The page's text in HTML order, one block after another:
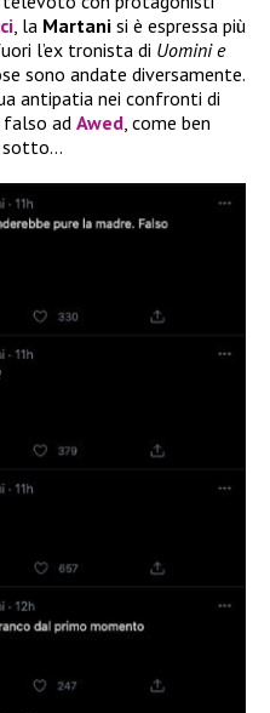
, la Martani si è espressa più
l’ex tronista di Uomini e
sono andate diversamente.
antipatia nei confronti di
falso adAwed, come ben
sotto…